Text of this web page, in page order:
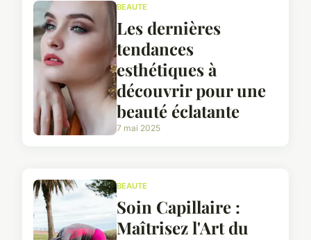
BEAUTE
Les dernières
tendances
esthétiques à
découvrir pour une
beauté éclatante
7 mai 2025
BEAUTE
Soin Capillaire :
Maîtrisez l'Art du